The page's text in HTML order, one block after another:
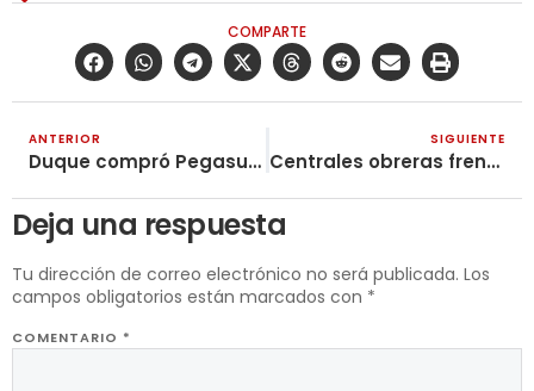
COMPARTE
ANTERIOR
Duque compró Pegasus para el espionaje y la represión de la lucha popular
SIGUIENTE
Centrales obreras frente al paro camionero y la necesidad de la Reestructuración del Movimiento Sindical
Deja una respuesta
Tu dirección de correo electrónico no será publicada. Los
campos obligatorios están marcados con *
COMENTARIO *